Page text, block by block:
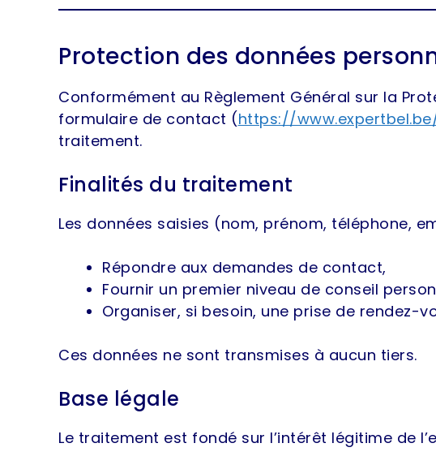
Protection des données
Conformément au Règlement Général sur la
formulaire de contact (https://
traitement.
Finalités du traitement
Les données saisies (nom, prénom, téléphone,
Répondre aux demandes de contact,
Fournir un premier niveau de conseil
Organiser, si besoin, une prise de rendez-
Ces données ne sont transmises à aucun tiers.
Base légale
Le traitement est fondé sur l’intérêt légitime de